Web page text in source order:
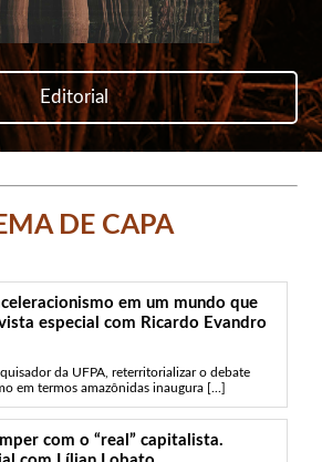
Editorial
DE CAPA
em um mundo que
especial com Ricardo Evandro
da UFPA, reterritorializar o debate
em termos amazônidas inaugura [...]
com o “real” capitalista.